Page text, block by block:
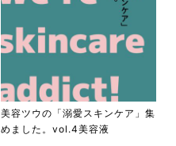
美容ツウの「溺愛スキンケア」集
めました。vol.4美容液